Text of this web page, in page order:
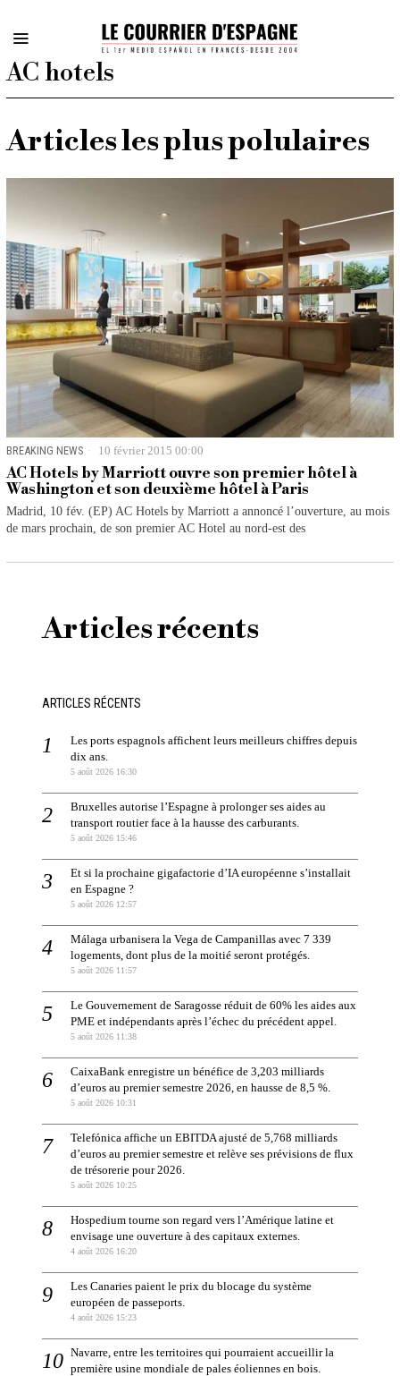
AC hotels
Articles les plus polulaires
BREAKING NEWS 10 février 2015 00:00
AC Hotels by Marriott ouvre son premier hôtel à
Washington et son deuxième hôtel à Paris
Madrid, 10 fév. (EP) AC Hotels by Marriott a annoncé l’ouverture, au mois
de mars prochain, de son premier AC Hotel au nord-est des
Articles récents
ARTICLES RÉCENTS
Les ports espagnols affichent leurs meilleurs chiffres depuis
dix ans.
5 août 2026 16:30
Bruxelles autorise l’Espagne à prolonger ses aides au
transport routier face à la hausse des carburants.
5 août 2026 15:46
Et si la prochaine gigafactorie d’IA européenne s’installait
en Espagne ?
5 août 2026 12:57
Málaga urbanisera la Vega de Campanillas avec 7 339
logements, dont plus de la moitié seront protégés.
5 août 2026 11:57
Le Gouvernement de Saragosse réduit de 60% les aides aux
PME et indépendants après l’échec du précédent appel.
5 août 2026 11:38
CaixaBank enregistre un bénéfice de 3,203 milliards
d’euros au premier semestre 2026, en hausse de 8,5 %.
5 août 2026 10:31
Telefónica affiche un EBITDA ajusté de 5,768 milliards
d’euros au premier semestre et relève ses prévisions de flux
de trésorerie pour 2026.
5 août 2026 10:25
Hospedium tourne son regard vers l’Amérique latine et
envisage une ouverture à des capitaux externes.
4 août 2026 16:20
Les Canaries paient le prix du blocage du système
européen de passeports.
4 août 2026 15:23
Navarre, entre les territoires qui pourraient accueillir la
première usine mondiale de pales éoliennes en bois.